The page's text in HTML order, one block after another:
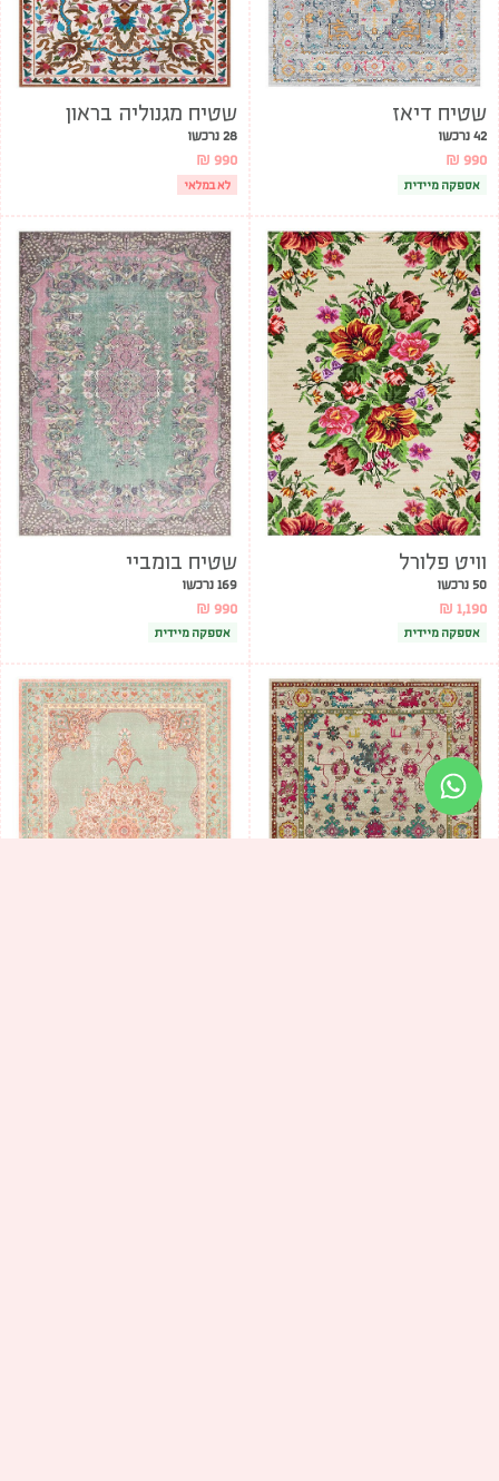
שטיח דיאז
42 נרכשו
₪ 990
אספקה מיידית
שטיח מגנוליה בראון
28 נרכשו
₪ 990
לא במלאי
וויט פלורל
50 נרכשו
₪ 1,190
אספקה מיידית
שטיח בומביי
169 נרכשו
₪ 990
אספקה מיידית